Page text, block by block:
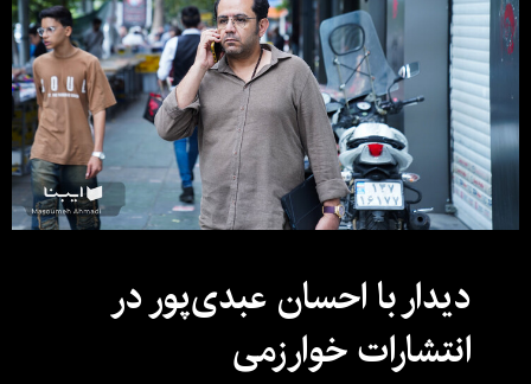
دیدار با احسان عبدی‌پور در
انتشارات خوارزمی